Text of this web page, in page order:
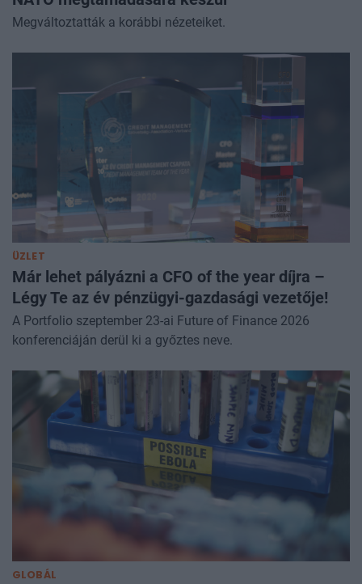
Megváltoztatták a korábbi nézeteiket.
ÜZLET
Már lehet pályázni a CFO of the year díjra –
Légy Te az év pénzügyi-gazdasági vezetője!
A Portfolio szeptember 23-ai Future of Finance 2026
konferenciáján derül ki a győztes neve.
GLOBÁL